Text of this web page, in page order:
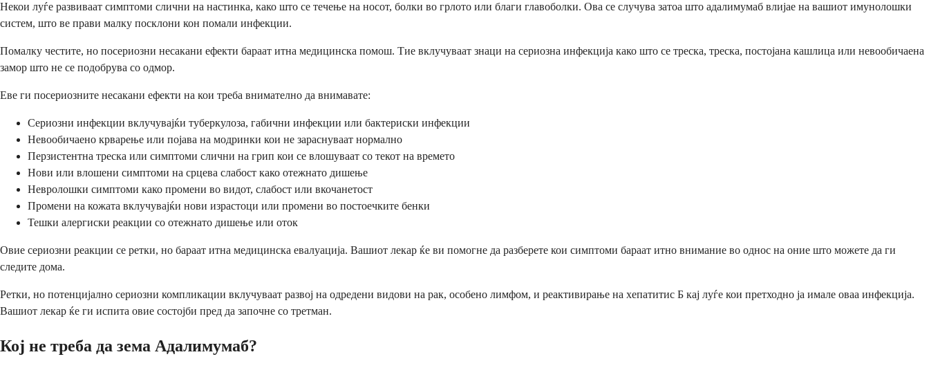
Некои луѓе развиваат симптоми слични на настинка, како што се течење на носот, болки во грлото или благи главоболки. Ова се случува затоа што адалимумаб влијае на вашиот имунолошки
систем, што ве прави малку посклони кон помали инфекции.
Помалку честите, но посериозни несакани ефекти бараат итна медицинска помош. Тие вклучуваат знаци на сериозна инфекција како што се треска, треска, постојана кашлица или невообичаена
замор што не се подобрува со одмор.
Еве ги посериозните несакани ефекти на кои треба внимателно да внимавате:
Сериозни инфекции вклучувајќи туберкулоза, габични инфекции или бактериски инфекции
Невообичаено крварење или појава на модринки кои не зараснуваат нормално
Перзистентна треска или симптоми слични на грип кои се влошуваат со текот на времето
Нови или влошени симптоми на срцева слабост како отежнато дишење
Невролошки симптоми како промени во видот, слабост или вкочанетост
Промени на кожата вклучувајќи нови израстоци или промени во постоечките бенки
Тешки алергиски реакции со отежнато дишење или оток
Овие сериозни реакции се ретки, но бараат итна медицинска евалуација. Вашиот лекар ќе ви помогне да разберете кои симптоми бараат итно внимание во однос на оние што можете да ги
следите дома.
Ретки, но потенцијално сериозни компликации вклучуваат развој на одредени видови на рак, особено лимфом, и реактивирање на хепатитис Б кај луѓе кои претходно ја имале оваа инфекција.
Вашиот лекар ќе ги испита овие состојби пред да започне со третман.
Кој не треба да зема Адалимумаб?